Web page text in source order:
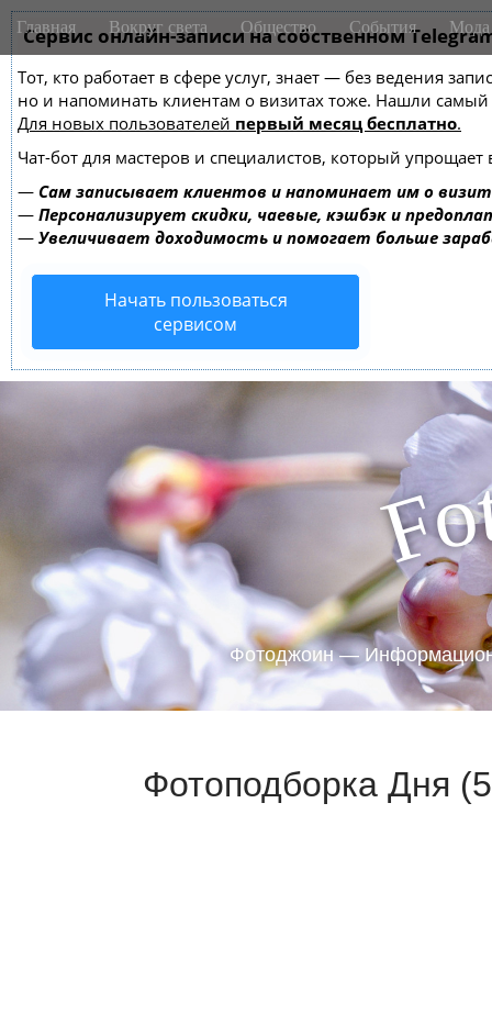
Сервис онлайн-записи на собственном
Тот, кто работает в сфере услуг, знает — без ведения
но и напоминать клиентам о визитах тоже. Нашли
Для новых пользователей первый месяц бесплатно.
Чат-бот для мастеров и специалистов, который упрощает
— Сам записывает клиентов и напоминает им о
— Персонализирует скидки, чаевые, кэшбэк и
— Увеличивает доходимость и помогает больше
Начать пользоваться
сервисом
M
a
n
m
e
n
u
i
Главная Вокруг света Общество События Мода
Fo
Фотоджоин —
Фотоподборка Дня